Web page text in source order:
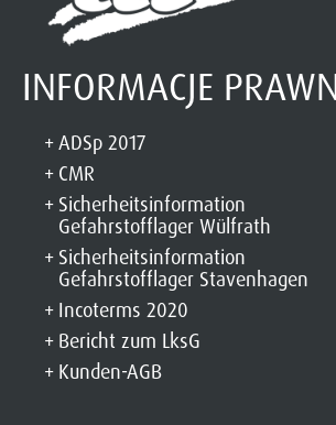
INFORMACJE
ADSp 2017
CMR
Sicherheitsinformation
Gefahrstofflager Wülfrath
Sicherheitsinformation
Gefahrstofflager Stavenhagen
Incoterms 2020
Bericht zum LksG
Kunden-AGB